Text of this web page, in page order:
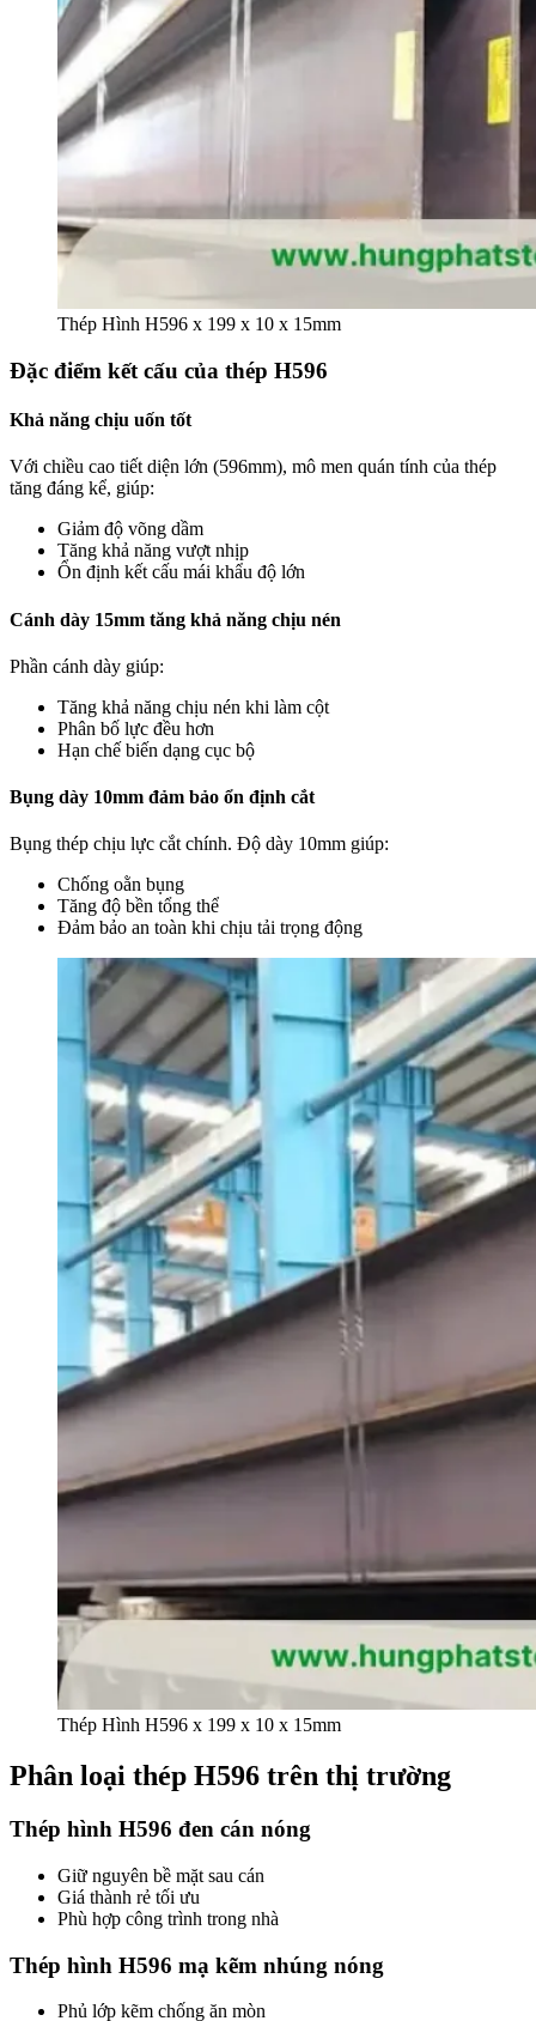
Thép Hình H596 x 199 x 10 x 15mm
Đặc điểm kết cấu của thép H596
Khả năng chịu uốn tốt
Với chiều cao tiết diện lớn (596mm), mô men quán tính của thép
tăng đáng kể, giúp:
Giảm độ võng dầm
Tăng khả năng vượt nhịp
Ổn định kết cấu mái khẩu độ lớn
Cánh dày 15mm tăng khả năng chịu nén
Phần cánh dày giúp:
Tăng khả năng chịu nén khi làm cột
Phân bố lực đều hơn
Hạn chế biến dạng cục bộ
Bụng dày 10mm đảm bảo ổn định cắt
Bụng thép chịu lực cắt chính. Độ dày 10mm giúp:
Chống oằn bụng
Tăng độ bền tổng thể
Đảm bảo an toàn khi chịu tải trọng động
Thép Hình H596 x 199 x 10 x 15mm
Phân loại thép H596 trên thị trường
Thép hình H596 đen cán nóng
Giữ nguyên bề mặt sau cán
Giá thành rẻ tối ưu
Phù hợp công trình trong nhà
Thép hình H596 mạ kẽm nhúng nóng
Phủ lớp kẽm chống ăn mòn